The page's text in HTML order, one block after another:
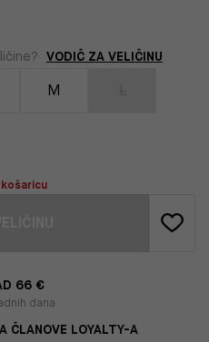
VODIČ ZA VELIČINU
M
66 €
dana
ČLANOVE LOYALTY-A